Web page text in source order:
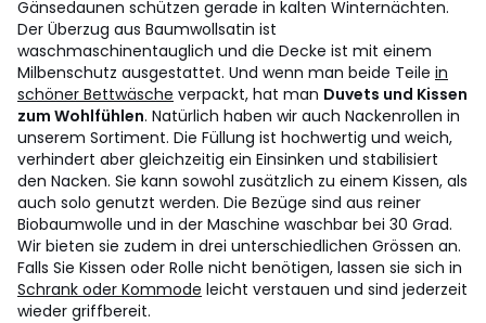
Gänsedaunen schützen gerade in kalten Winternächten.
Der Überzug aus Baumwollsatin ist
waschmaschinentauglich und die Decke ist mit einem
Milbenschutz ausgestattet. Und wenn man beide Teile in
schöner Bettwäsche verpackt, hat man Duvets und Kissen
zum Wohlfühlen. Natürlich haben wir auch Nackenrollen in
unserem Sortiment. Die Füllung ist hochwertig und weich,
verhindert aber gleichzeitig ein Einsinken und stabilisiert
den Nacken. Sie kann sowohl zusätzlich zu einem Kissen, als
auch solo genutzt werden. Die Bezüge sind aus reiner
Biobaumwolle und in der Maschine waschbar bei 30 Grad.
Wir bieten sie zudem in drei unterschiedlichen Grössen an.
Falls Sie Kissen oder Rolle nicht benötigen, lassen sie sich in
Schrank oder Kommode leicht verstauen und sind jederzeit
wieder griffbereit.